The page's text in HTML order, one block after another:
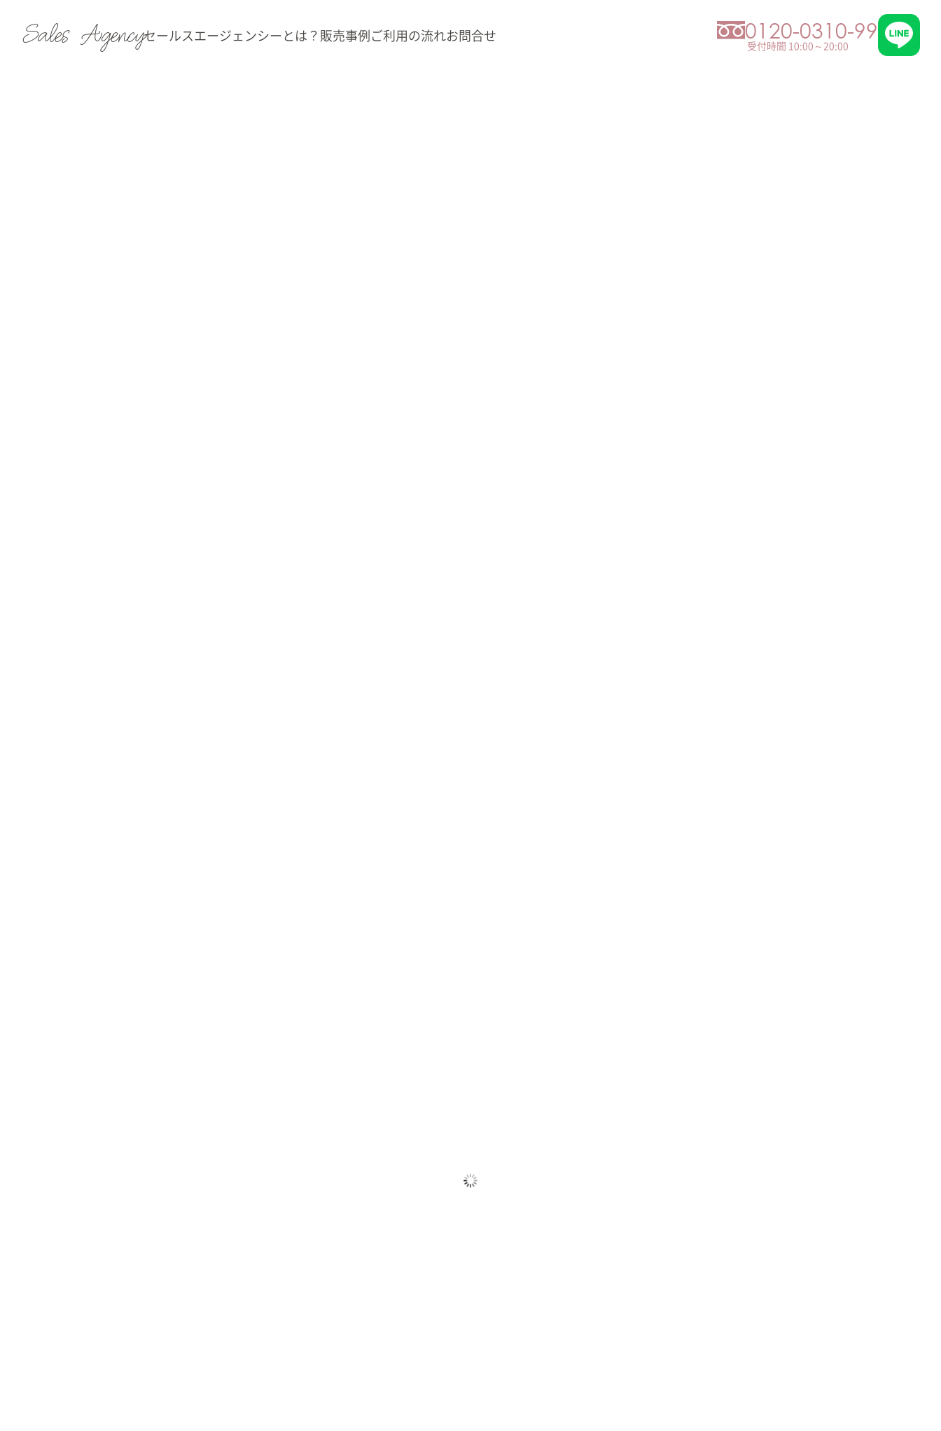
Sales Agencyセールスエージェンシーとは？販売事例ご利用の流れお問合せ 0120-0310-99
受付時間 10:00～20:00